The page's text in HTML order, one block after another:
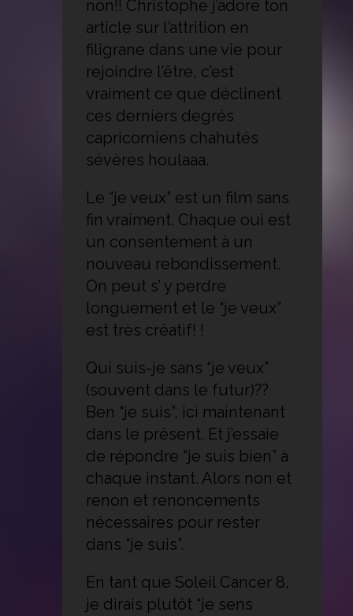
non!! Christophe j’adore ton
article sur l’attrition en
filigrane dans une vie pour
rejoindre l’être, c’est
vraiment ce que déclinent
ces derniers degrés
capricorniens chahutés
sévères houlaaa.
Le “je veux” est un film sans
fin vraiment. Chaque oui est
un consentement à un
nouveau rebondissement.
On peut s’ y perdre
longuement et le “je veux”
est très créatif! !
Qui suis-je sans “je veux”
(souvent dans le futur)??
Ben “je suis”, ici maintenant
dans le présent. Et j’essaie
de répondre “je suis bien” à
chaque instant. Alors non et
renon et renoncements
nécessaires pour rester
dans “je suis”.
En tant que Soleil Cancer 8,
je dirais plutôt “je sens